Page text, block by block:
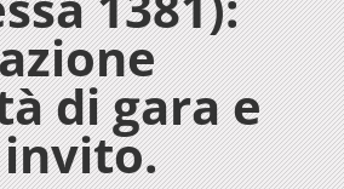
di gara e